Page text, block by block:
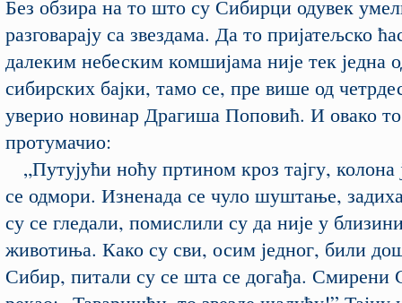
Без обзира на то што су Сибирци одувек
разговарају са звездама. Да то пријатељско
далеким небеским комшијама није тек једна
сибирских бајки, тамо се, пре више од
уверио новинар Драгиша Поповић. И овако то
протумачио:
„Путујући ноћу пртином кроз тајгу, колона
се одмори. Изненада се чуло шуштање,
су се гледали, помислили су да није у
животиња. Како су сви, осим једног, били
Сибир, питали су се шта се догађа. Смирени